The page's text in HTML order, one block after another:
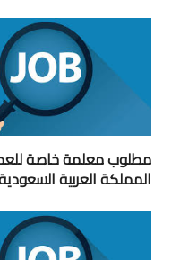
مطلوب معلمة خاصة
المملكة العربية